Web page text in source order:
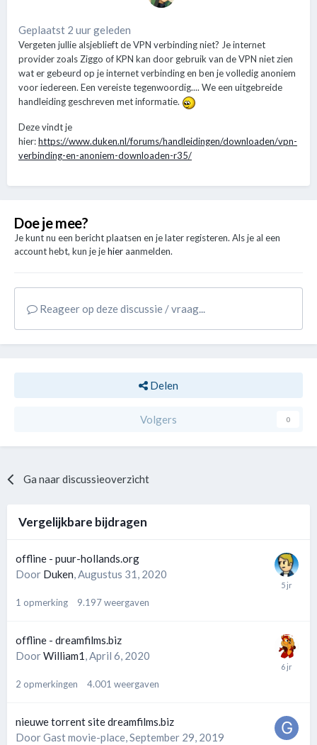
Geplaatst 2 uur geleden
Vergeten jullie alsjeblieft de VPN verbinding niet? Je internet
provider zoals Ziggo of KPN kan door gebruik van de VPN niet zien
wat er gebeurd op je internet verbinding en ben je volledig anoniem
voor iedereen. Een vereiste tegenwoordig.... We een uitgebreide
handleiding geschreven met informatie.
Deze vindt je
hier:https://www.duken.nl/forums/handleidingen/downloaden/vpn-
verbinding-en-anoniem-downloaden-r35/
Doe je mee?
Je kunt nu een bericht plaatsen en je later registeren. Als je al een
account hebt, kun je jehieraanmelden.
Reageer op deze discussie / vraag...
Delen
Volgers 0
Ga naar discussieoverzicht
Vergelijkbare bijdragen
offline - puur-hollands.org
Door Duken Augustus 31, 2020
1 opmerking 9.197weergaven
offline - dreamfilms.biz
DoorWilliam1 April 6, 2020
2 opmerkingen 4.001 weergaven
nieuwe torrent site dreamfilms.biz
Door Gast movie-place, September 29, 2019